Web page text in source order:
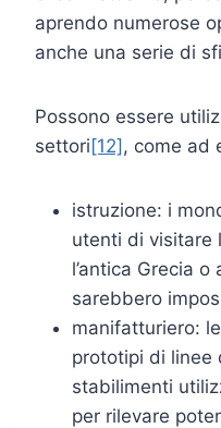
aprendo numerose
anche una serie di
Possono essere
settori[12], come ad
istruzione: i
utenti di visitare
l’antica Grecia
sarebbero
manifatturiero:
prototipi di linee
stabilimenti
per rilevare